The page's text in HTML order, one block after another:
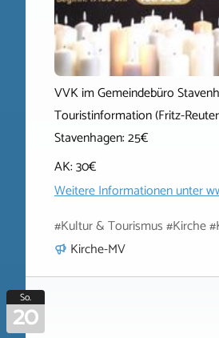
VVK im Gemeindebüro
Touristinformation (Fritz-
Stavenhagen: 25€
AK: 30€
Weitere Informationen unter
#Kultur & Tourismus #Kirche
Kirche-MV
So.
20